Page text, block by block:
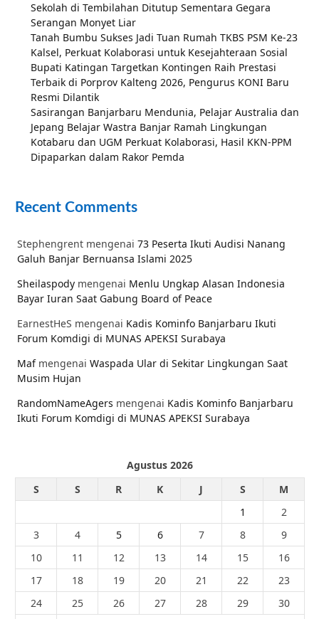
Sekolah di Tembilahan Ditutup Sementara Gegara
Serangan Monyet Liar
Tanah Bumbu Sukses Jadi Tuan Rumah TKBS PSM Ke-23
Kalsel, Perkuat Kolaborasi untuk Kesejahteraan Sosial
Bupati Katingan Targetkan Kontingen Raih Prestasi
Terbaik di Porprov Kalteng 2026, Pengurus KONI Baru
Resmi Dilantik
Sasirangan Banjarbaru Mendunia, Pelajar Australia dan
Jepang Belajar Wastra Banjar Ramah Lingkungan
Kotabaru dan UGM Perkuat Kolaborasi, Hasil KKN-PPM
Dipaparkan dalam Rakor Pemda
Recent Comments
Stephengrent mengenai 73 Peserta Ikuti Audisi Nanang
Galuh Banjar Bernuansa Islami 2025
Sheilaspody mengenai Menlu Ungkap Alasan Indonesia
Bayar Iuran Saat Gabung Board of Peace
EarnestHeS mengenai Kadis Kominfo Banjarbaru Ikuti
Forum Komdigi di MUNAS APEKSI Surabaya
Mafmengenai Waspada Ular di Sekitar Lingkungan Saat
Musim Hujan
RandomNameAgers mengenai Kadis Kominfo Banjarbaru
Ikuti Forum Komdigi di MUNAS APEKSI Surabaya
Agustus 2026
S
S R K J S
M
1
2
3
4 5 6 7 8
9
10
11 12 13 14 15
16
17
18 19 20 21 22
23
24
25 26 27 28 29 30